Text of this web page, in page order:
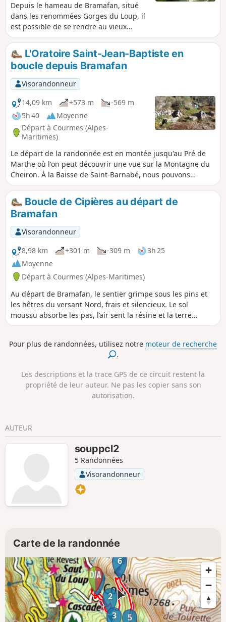
Depuis le hameau de Bramafan, situé
dans les renommées Gorges du Loup, il
est possible de se rendre au vieux
village de Cipières et à son château par
un chemin principalement ombragé,
puis de continuer vers le village de
Gréolières avant de revenir à Bramafan
en suivant le cours du Loup.
L'Oratoire Saint-Jean-Baptiste en
boucle depuis Bramafan
Visorandonneur
14,09 km
+573 m
-569 m
5h 40
Moyenne
Départ à Courmes (Alpes-
Maritimes)
Le départ de la randonnée est en montée jusqu'au Pré de
Marthe où l'on peut découvrir une vue sur la Montagne du
Cheiron. À la Baisse de Saint-Barnabé, nous pouvons
découvrir le magnifique Oratoire de Saint-Jean-Baptiste. Le
retour se fait par le village de Courmes que l'on peut visiter.
Boucle de Cipières au départ de
Bramafan
Visorandonneur
8,98 km
+301 m -309 m
3h 25
Moyenne
Départ à Courmes (Alpes-Maritimes)
Au départ de Bramafan, le sentier grimpe sous les pins et
les hêtres du versant Nord, frais et silencieux. Le sol
moussu absorbe les pas, l’air sent la résine et la terre
humide. Entre deux rochers clairs, la vue s’ouvre sur la
se clairsème et les oliviers annoncent Cipières, posé sur son
éperon lumineux, après une marche tranquille d’une
et parfois le chemin énigmatique, mais on y arrive. Retour
par le Canal de Foulon.
Pour plus de randonnées, utilisez notre moteur de recherche
.
Les descriptions et la trace GPS de ce circuit restent la
propriété de leur auteur. Ne pas les copier sans son
autorisation.
AUTEUR
souppcl2
5 Randonnées
Visorandonneur
Carte de la randonnée
1
2
3
5
6